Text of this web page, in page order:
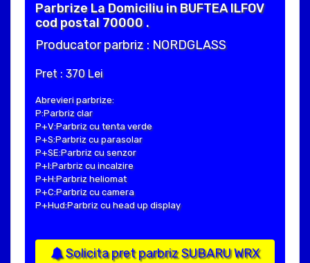
Parbrize La Domiciliu in BUFTEA ILFOV
cod postal 70000 .
Producator parbriz : NORDGLASS
Pret : 370 Lei
Abrevieri parbrize:
P:Parbriz clar
P+V:Parbriz cu tenta verde
P+S:Parbriz cu parasolar
P+SE:Parbriz cu senzor
P+I:Parbriz cu incalzire
P+H:Parbriz heliomat
P+C:Parbriz cu camera
P+Hud:Parbriz cu head up display
Solicita pret parbriz SUBARU WRX